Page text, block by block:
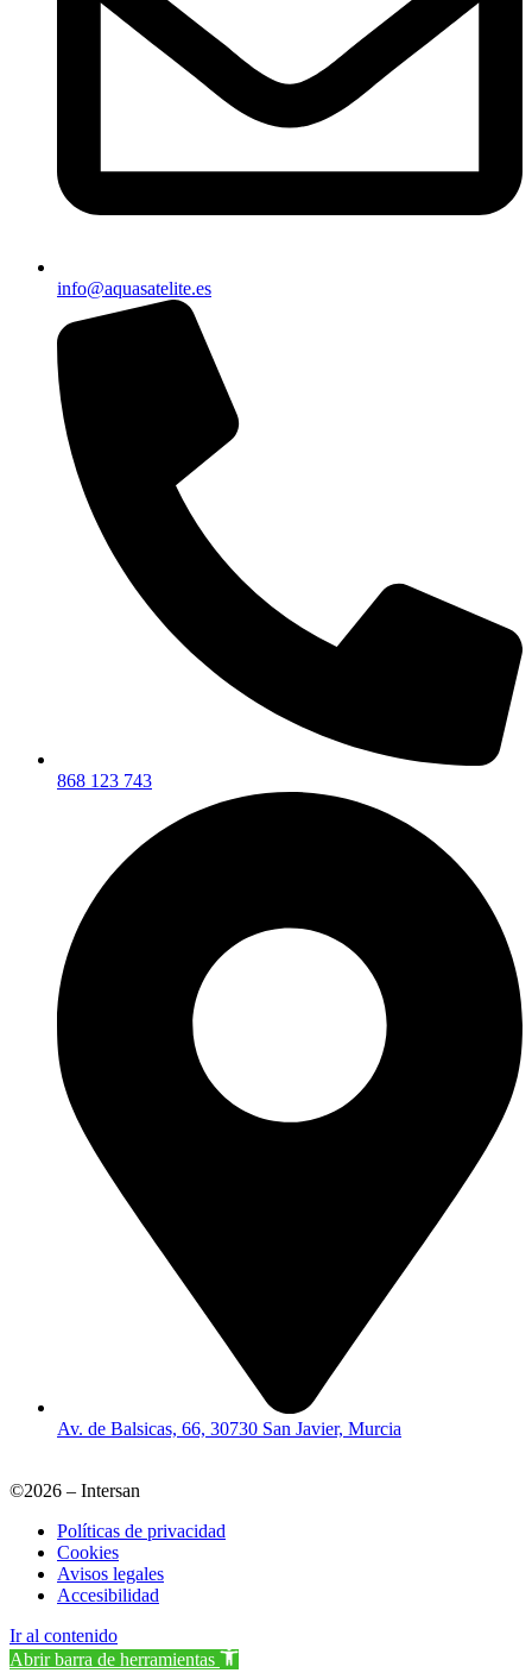
info@aquasatelite.es
868 123 743
Av. de Balsicas, 66, 30730 San Javier, Murcia
©2026 – Intersan
Políticas de privacidad
Cookies
Avisos legales
Accesibilidad
Ir al contenido
Abrir barra de herramientas